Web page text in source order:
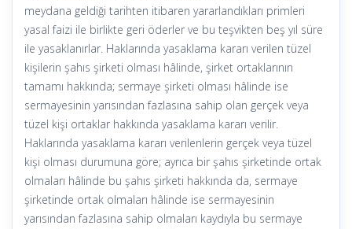
meydana geldiği tarihten itibaren yararlandıkları primleri
yasal faizi ile birlikte geri öderler ve bu teşvikten beş yıl süre
ile yasaklanırlar. Haklarında yasaklama kararı verilen tüzel
kişilerin şahıs şirketi olması hâlinde, şirket ortaklarının
tamamı hakkında; sermaye şirketi olması hâlinde ise
sermayesinin yarısından fazlasına sahip olan gerçek veya
tüzel kişi ortaklar hakkında yasaklama kararı verilir.
Haklarında yasaklama kararı verilenlerin gerçek veya tüzel
kişi olması durumuna göre; ayrıca bir şahıs şirketinde ortak
olmaları hâlinde bu şahıs şirketi hakkında da, sermaye
şirketinde ortak olmaları hâlinde ise sermayesinin
yarısından fazlasına sahip olmaları kaydıyla bu sermaye